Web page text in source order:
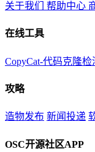
关于我们 帮助中心
在线工具
CopyCat-代码克隆检
攻略
造物发布 新闻投递
OSC开源社区APP